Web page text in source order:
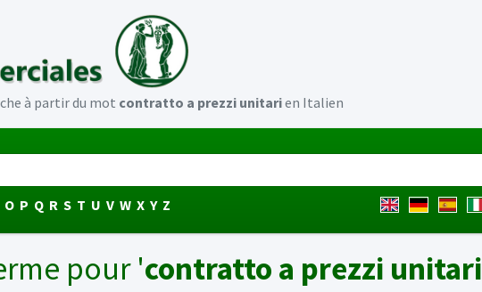
à partir du mot contratto a prezzi unitarien Italien
O P Q R S T U V W X Y Z
pour 'contratto a prezzi unitari